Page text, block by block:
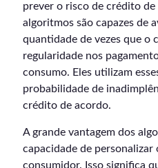
prever o risco de crédito de
algoritmos são capazes de
quantidade de vezes que o
regularidade nos
consumo. Eles utilizam
probabilidade de
crédito de acordo.
A grande vantagem dos
capacidade de
consumidor. Isso significa